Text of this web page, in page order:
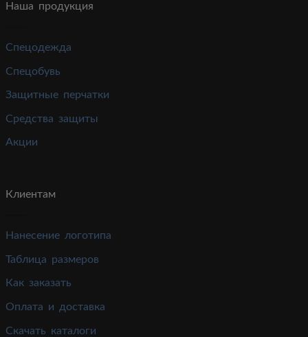
Наша продукция
Спецодежда
Спецобувь
Защитные перчатки
Средства защиты
Акции
Клиентам
Нанесение логотипа
Таблица размеров
Как заказать
Оплата и доставка
Скачать каталоги